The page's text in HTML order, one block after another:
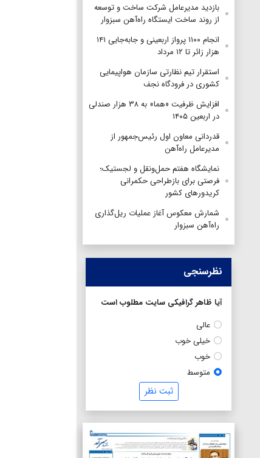
بازدید مدیرعامل شرکت ساخت و توسعه
از روند ساخت ایستگاه راه‌آهن سبزوار
انجام ۱۱۰۰ پرواز اربعینی و جابه‌جایی ۱۴۱
هزار زائر تا ۱۲ مرداد
استقرار تیم‌ نظارتی سازمان هواپیمایی
کشوری در فرودگاه نجف
افزایش ظرفیت «هما» به ۳۸ هزار صندلی
در اربعین ۱۴۰۵
قدردانی معاون اول رئیس‌جمهور از
مدیرعامل راه‌آهن
نمایشگاه هفتم حمل‌ونقل و لجستیک؛
فرصتی برای بازطراحی حکمرانی
کریدورهای کشور
شمارش معکوس آغاز عملیات ریل‌گذاری
راه‌آهن سبزوار
نظرسنجی
آیا ظاهر گرافیکی سایت مطلوب است
عالی
خیلی خوب
خوب
متوسط
ثبت نظر